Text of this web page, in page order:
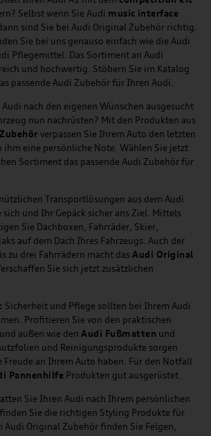
Selbst wenn Sie Audi music interface
sind Sie bei Audi Original Zubehör richtig.
Sie bei uns genauso einfach wie die Audi
Pflegemittel. Das Sortiment an Audi
und hochwertig. Stöbern Sie im Katalog
passende Audi Zubehör für Ihren Audi.
nach den eigenen Wünschen ausgesucht
nun nachrüsten? Mit den Produkten aus
verpassen Sie Ihrem Auto den letzten
ihm eine persönliche Note. Wählen Sie jetzt
Sortiment das passende Audi Zubehör für
Transportlösungen aus dem Audi
und Ihr Gepäck sicher ans Ziel. Mittels
Sie Dachboxen, Fahrräder, Skier,
auf dem Dach Ihres Fahrzeugs. Auch der
zu drei Fahrrädern macht das Audi Original
Sie sich jetzt zusätzlichen
Sicherheit und Pflege sollten bei Ihrem Audi
Profitieren Sie von den praktischen
außen wie den Audi Fußmatten und
und Reinigungsprodukte sorgen
Freude an Ihrem Auto haben. Für den Notfall
Pannenhilfe Produkten gut ausgerüstet.
Sie Ihren Audi nach Ihrem persönlichen
finden Sie die richtigen Styling Produkte für
Original Zubehör finden Sie Felgen,